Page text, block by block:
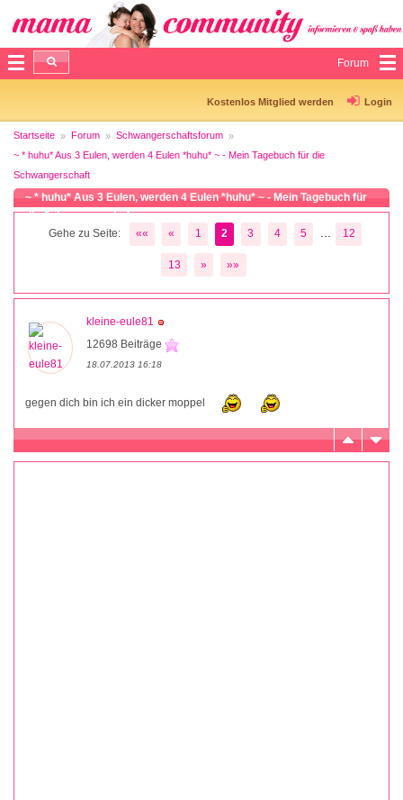
Forum
Kostenlos Mitglied werden Login
Startseite Forum
Schwangerschaftsforum
~ * huhu* Aus 3 Eulen, werden 4 Eulen *huhu* ~ - Mein Tagebuch für die
Schwangerschaft
~ * huhu* Aus 3 Eulen, werden 4 Eulen *huhu* ~ - Mein Tagebuch für
die Schwangerschaft
Gehe zu Seite:
«« « 1 2 3 4 5 12
13 » »»
kleine-eule81
12698 Beiträge
18.07.2013 16:18
gegen dich bin ich ein dicker moppel